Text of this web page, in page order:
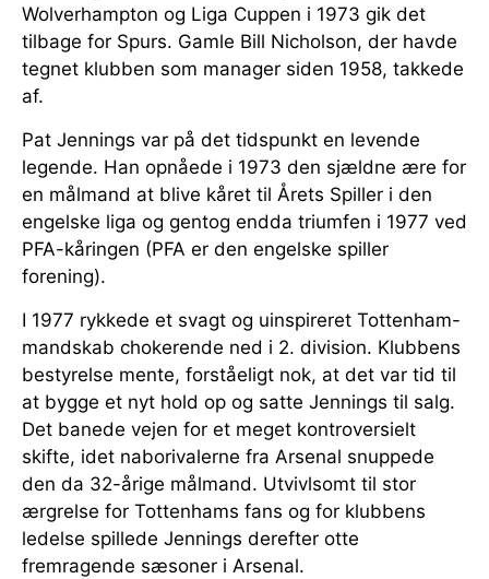
Wolverhampton og Liga Cuppen i 1973 gik det
tilbage for Spurs. Gamle Bill Nicholson, der havde
tegnet klubben som manager siden 1958, takkede
af.
Pat Jennings var på det tidspunkt en levende
legende. Han opnåede i 1973 den sjældne ære for
en målmand at blive kåret til Årets Spiller i den
engelske liga og gentog endda triumfen i 1977 ved
PFA-kåringen (PFA er den engelske spiller
forening).
I 1977 rykkede et svagt og uinspireret Tottenham-
mandskab chokerende ned i 2. division. Klubbens
bestyrelse mente, forståeligt nok, at det var tid til
at bygge et nyt hold op og satte Jennings til salg.
Det banede vejen for et meget kontroversielt
skifte, idet naborivalerne fra Arsenal snuppede
den da 32-årige målmand. Utvivlsomt til stor
ærgrelse for Tottenhams fans og for klubbens
ledelse spillede Jennings derefter otte
fremragende sæsoner i Arsenal.